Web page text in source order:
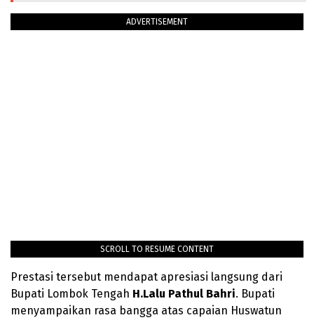
ADVERTISEMENT
SCROLL TO RESUME CONTENT
Prestasi tersebut mendapat apresiasi langsung dari
Bupati Lombok Tengah H.Lalu Pathul Bahri. Bupati
menyampaikan rasa bangga atas capaian Huswatun